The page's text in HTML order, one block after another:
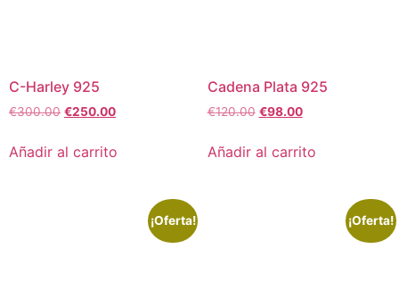
C-Harley 925
€300.00 €250.00
Añadir al carrito
Cadena Plata 925
€120.00 €98.00
Añadir al carrito
¡Oferta! ¡Oferta!